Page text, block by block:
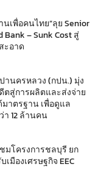
เพื่อคนไทย”ลุย Senior
– Sunk Cost สู่
ะอาด
านครหลวง (กปน.) มุ่ง
สู่การผลิตและส่งจ่าย
าตรฐาน เพื่อดูแล
12 ล้านคน
มโครงการชลบุรี ยก
มืองเศรษฐกิจ EEC